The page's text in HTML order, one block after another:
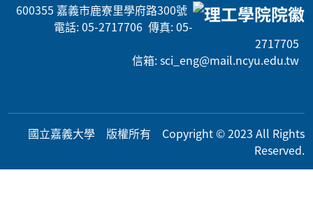
600355 嘉義市鹿寮里學府路300號
電話: 05-2717706 傳真: 05-
2717705
信箱: sci_eng@mail.ncyu.edu.tw
國立嘉義大學 版權所有 Copyright © 2023 All Rights
Reserved.